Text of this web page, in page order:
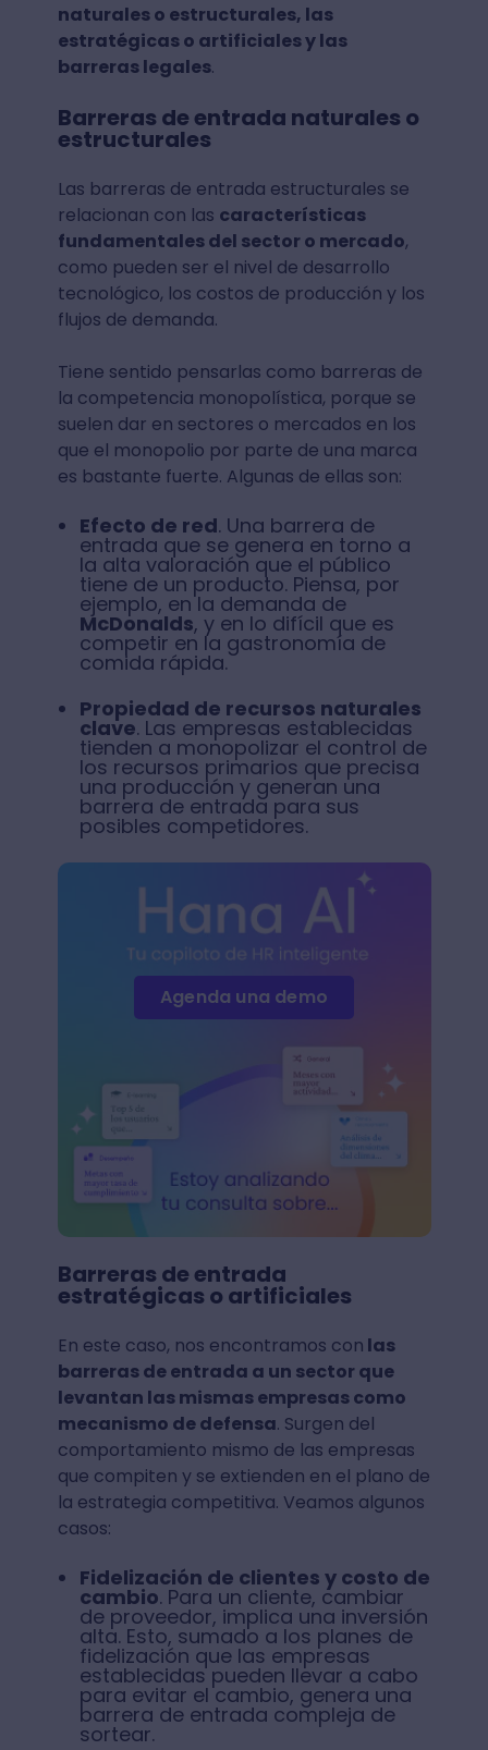
naturales o estructurales, las
estratégicas o artificiales y las
barreras legales.
Barreras de entrada naturales o
estructurales
Las barreras de entrada estructurales se
relacionan con las características
fundamentales del sector o mercado,
como pueden ser el nivel de desarrollo
tecnológico, los costos de producción y los
flujos de demanda.
Tiene sentido pensarlas como barreras de
la competencia monopolística, porque se
suelen dar en sectores o mercados en los
que el monopolio por parte de una marca
es bastante fuerte. Algunas de ellas son:
Efecto de red. Una barrera de
entrada que se genera en torno a
la alta valoración que el público
tiene de un producto. Piensa, por
ejemplo, en la demanda de
McDonalds, y en lo difícil que es
competir en la gastronomía de
comida rápida.
Propiedad de recursos naturales
clave. Las empresas establecidas
tienden a monopolizar el control de
los recursos primarios que precisa
una producción y generan una
barrera de entrada para sus
posibles competidores.
Agenda una demo
Barreras de entrada
estratégicas o artificiales
En este caso, nos encontramos con las
barreras de entrada a un sector que
levantan las mismas empresas como
mecanismo de defensa. Surgen del
comportamiento mismo de las empresas
que compiten y se extienden en el plano de
la estrategia competitiva. Veamos algunos
casos:
Fidelización de clientes y costo de
cambio. Para un cliente, cambiar
de proveedor, implica una inversión
alta. Esto, sumado a los planes de
fidelización que las empresas
establecidas pueden llevar a cabo
para evitar el cambio, genera una
barrera de entrada compleja de
sortear.